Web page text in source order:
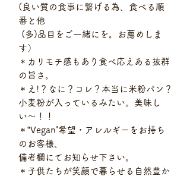
(良い質の食事に繋げる為、食べる順
番と他
(多)品目をご一緒にを。お薦めしま
す）
＊カリモチ感もあり食べ応えある抜群
の旨さ。
＊え!？なに？コレ？本当に米粉パン？
小麦粉が入っているみたい。美味し
い〜！！
＊”Vegan"希望・アレルギーをお持ち
のお客様、
備考欄にてお知らせ下さい。
＊子供たちが笑顔で暮らせる自然豊か